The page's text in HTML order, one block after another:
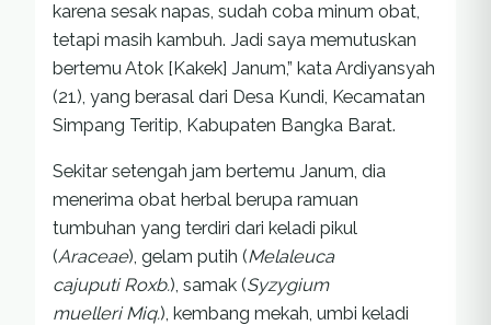
karena sesak napas, sudah coba minum obat,
tetapi masih kambuh. Jadi saya memutuskan
bertemu Atok [Kakek] Janum,” kata Ardiyansyah
(21), yang berasal dari Desa Kundi, Kecamatan
Simpang Teritip, Kabupaten Bangka Barat.
Sekitar setengah jam bertemu Janum, dia
menerima obat herbal berupa ramuan
tumbuhan yang terdiri dari keladi pikul
(Araceae), gelam putih (Melaleuca
cajuputi Roxb.), samak (Syzygium
muelleri Miq.), kembang mekah, umbi keladi